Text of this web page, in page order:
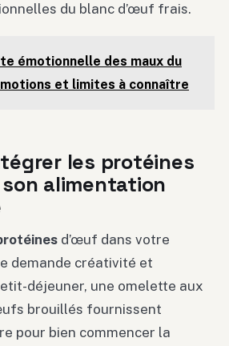
du blanc d’œuf frais.
émotionnelle des maux du
et limites à connaître
les protéines
alimentation
d’œuf dans votre
demande créativité et
déjeuner, une omelette aux
brouillés fournissent
pour bien commencer la